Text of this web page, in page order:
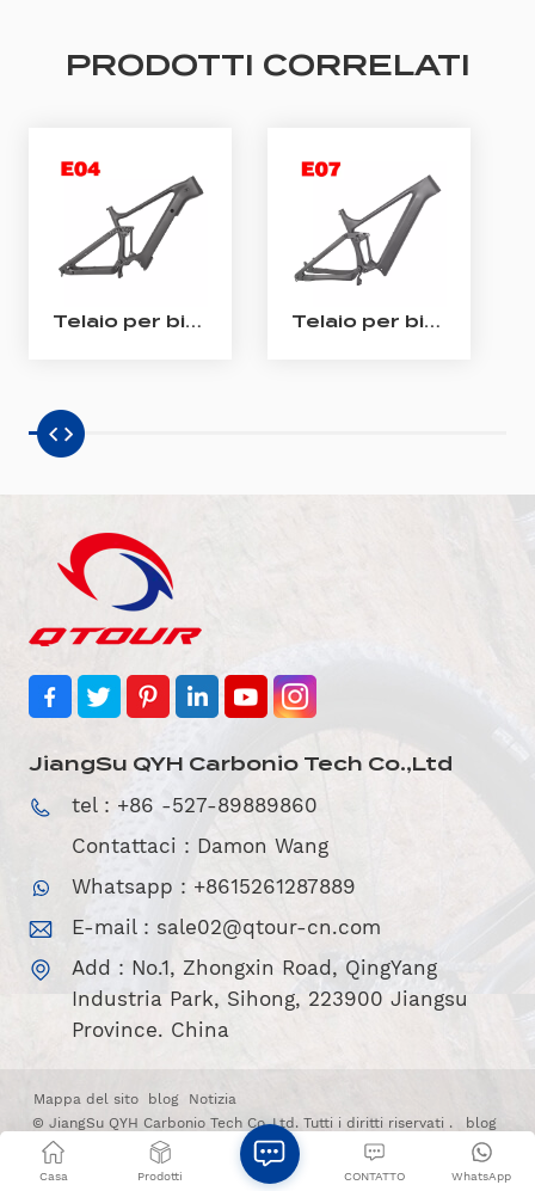
PRODOTTI CORRELATI
Telaio per bici elettrica enduro Telaio per bici elettrica Bafang M510/ M560 in carbonio con sospensione completa Telaio per bici elettrica All Mountain in carbonio Telaio Shimano EP801 per bici elettrica a sospensione completa in carbonio
JiangSu QYH Carbonio Tech Co.,Ltd
tel : +86 -527-89889860
Contattaci : Damon Wang
Whatsapp : +8615261287889
E-mail : sale02@qtour-cn.com
Add : No.1, Zhongxin Road, QingYang
Industria Park, Sihong, 223900 Jiangsu
Province. China
Mappa del sito blog
Notizia
© JiangSu QYH Carbonio Tech Co.,Ltd. Tutti i diritti riservati .
blog
Xml POLITICA SULLA RISERVATEZZA Rete IPv6 supportata
Casa Prodotti WhatsApp
CONTATTO